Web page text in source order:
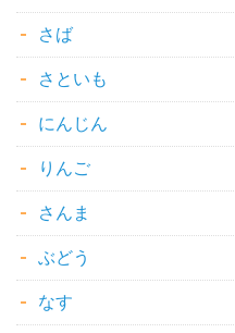
さば
さといも
にんじん
りんご
さんま
ぶどう
なす